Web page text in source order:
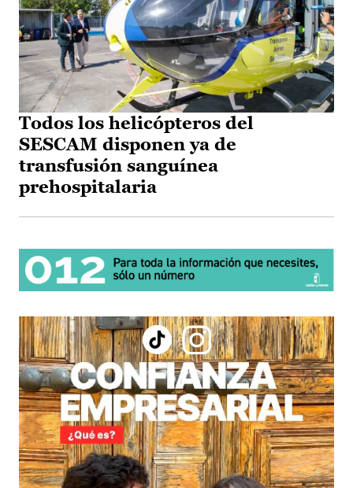
Todos los helicópteros del
SESCAM disponen ya de
transfusión sanguínea
prehospitalaria